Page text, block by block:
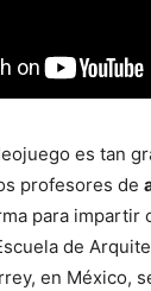
es tan
profesores de
para impartir
de
en México,